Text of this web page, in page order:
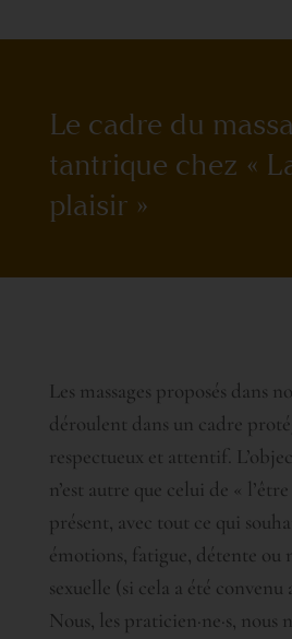
Le cadre du
tantrique chez «
plaisir »
Les massages proposés dans
déroulent dans un cadre
respectueux et attentif.
n’est autre que celui de «
présent, avec tout ce qui
émotions, fatigue, détente ou
sexuelle (si cela a été convenu
Nous, les praticien·ne·s, nous